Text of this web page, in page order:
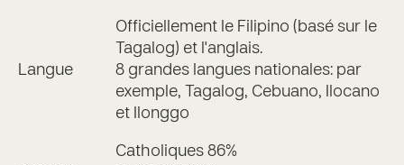
Langue
Officiellement le Filipino (basé sur le
Tagalog) et l'anglais.
8 grandes langues nationales: par
exemple, Tagalog, Cebuano, Ilocano
et Ilonggo
Catholiques 86%